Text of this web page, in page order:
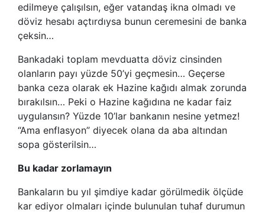
edilmeye çalışılsın, eğer vatandaş ikna olmadı ve
döviz hesabı açtırdıysa bunun ceremesini de banka
çeksin…
Bankadaki toplam mevduatta döviz cinsinden
olanların payı yüzde 50’yi geçmesin… Geçerse
banka ceza olarak ek Hazine kağıdı almak zorunda
bırakılsın… Peki o Hazine kağıdına ne kadar faiz
uygulansın? Yüzde 10’lar bankanın nesine yetmez!
“Ama enflasyon” diyecek olana da aba altından
sopa gösterilsin…
Bu kadar zorlamayın
Bankaların bu yıl şimdiye kadar görülmedik ölçüde
kar ediyor olmaları içinde bulunulan tuhaf durumun